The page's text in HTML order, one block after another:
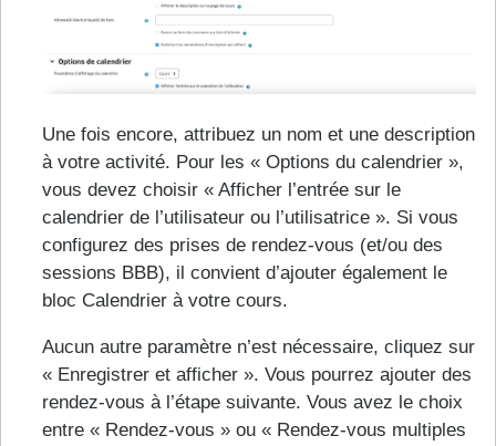
Une fois encore, attribuez un nom et une description
à votre activité. Pour les « Options du calendrier »,
vous devez choisir « Afficher l’entrée sur le
calendrier de l’utilisateur ou l’utilisatrice ». Si vous
configurez des prises de rendez-vous (et/ou des
sessions BBB), il convient d’ajouter également le
bloc Calendrier à votre cours.
Aucun autre paramètre n’est nécessaire, cliquez sur
« Enregistrer et afficher ». Vous pourrez ajouter des
rendez-vous à l’étape suivante. Vous avez le choix
entre « Rendez-vous » ou « Rendez-vous multiples